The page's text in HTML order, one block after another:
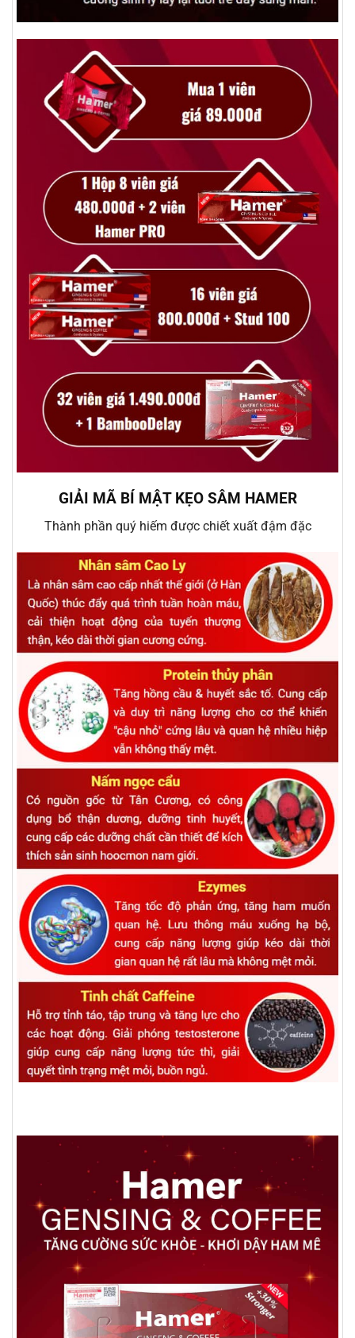
GIẢI MÃ BÍ MẬT KẸO SÂM HAMER
Thành phần quý hiếm được chiết xuất đậm đặc